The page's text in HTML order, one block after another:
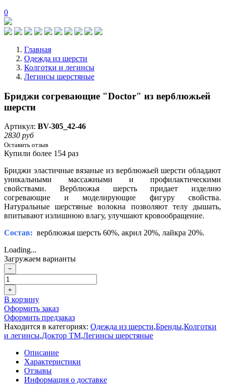
0
Главная
Одежда из шерсти
Колготки и легинсы
Легинсы шерстяные
Бриджи согревающие "Doctor" из верблюжьей
шерсти
Артикул: BV-305_42-46
2830 руб
Оставить отзыв
Купили более 154 раз
Бриджи эластичные вязаные из верблюжьей шерсти обладают
уникальными массажными и профилактическими
свойствами. Верблюжья шерсть придает изделию
согревающие и моделирующие фигуру свойства.
Натуральные шерстяные волокна позволяют телу дышать,
впитывают излишнюю влагу, улучшают кровообращение.
Состав: верблюжья шерсть 60%, акрил 20%, лайкра 20%.
Loading...
Загружаем варианты
−
+
В корзину
Оформить заказ
Оформить предзаказ
Находится в категориях: Одежда из шерсти,Бренды,Колготки
и легинсы,Доктор ТМ,Легинсы шерстяные
Описание
Характеристики
Отзывы
Информация о доставке